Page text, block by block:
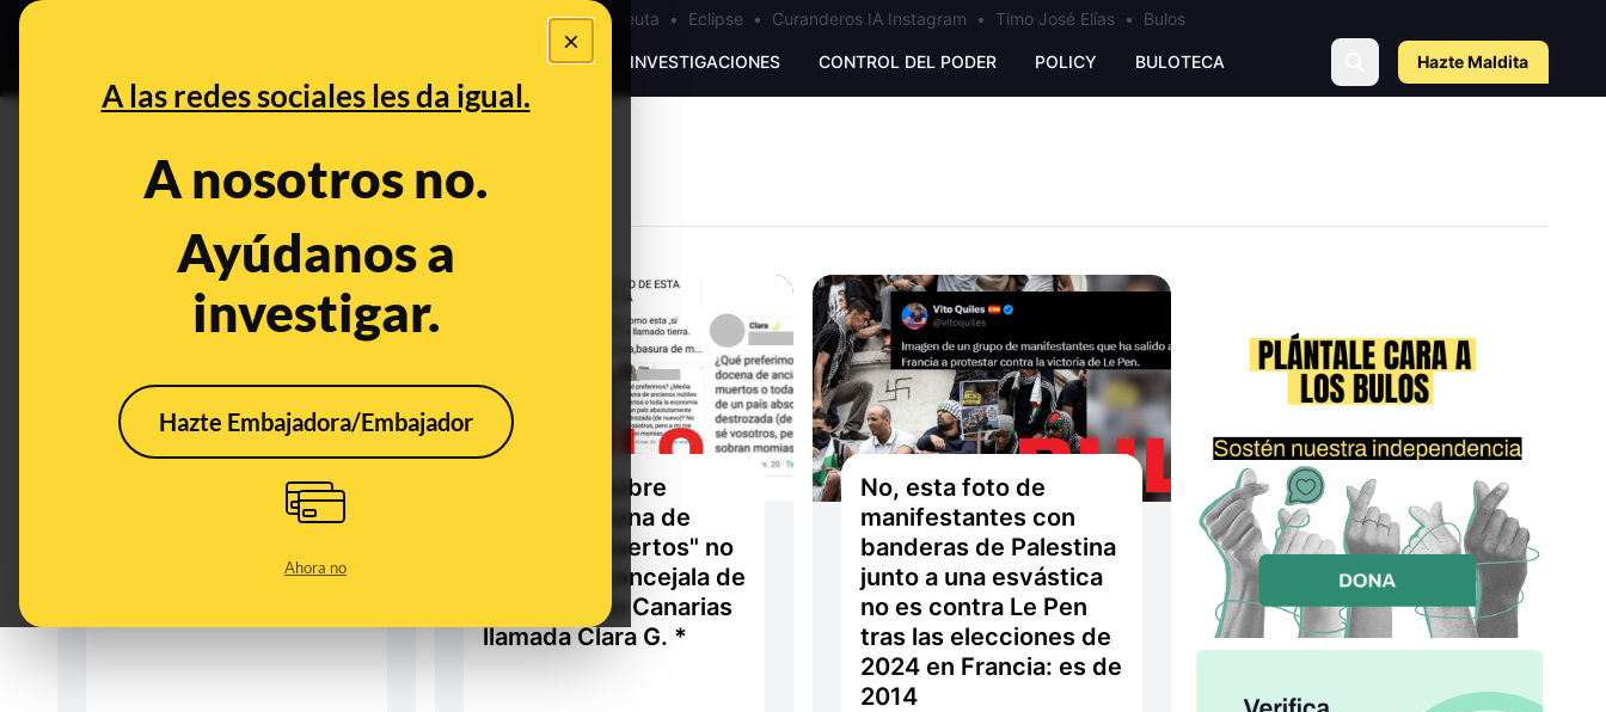
×
A las redes sociales les da igual.
A nosotros no.
Ayúdanos a
investigar.
Hazte Embajadora/Embajador
Ahora no
•Bulos Ceuta • Eclipse • Curanderos IA Instagram • Timo José Elías• Bulos
PREBUNKING INVESTIGACIONES CONTROL DEL PODER POLICY BULOTECA Hazte Maldita
¿De bulo a realidad? El
parón de 90 días de
No, el tuit sobre
"media docena de
ancianos muertos" no
es de una concejala de
Podemos en Canarias
llamada Clara G. *
No, esta foto de
manifestantes con
banderas de Palestina
junto a una esvástica
no es contra Le Pen
tras las elecciones de
2024 en Francia: es de
2014